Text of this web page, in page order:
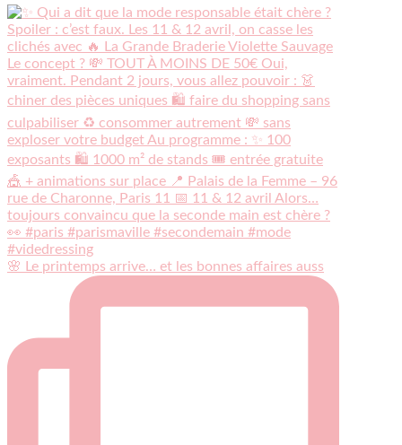
🌸 Le printemps arrive… et les bonnes affaires auss